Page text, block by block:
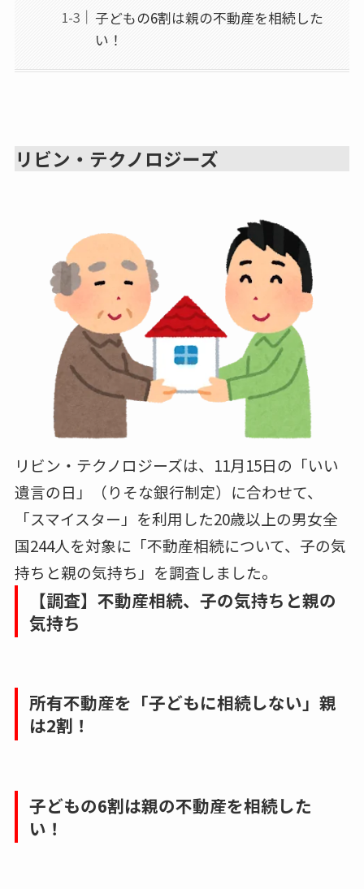
子どもの6割は親の不動産を相続した
い！
リビン・テクノロジーズ
リビン・テクノロジーズは、11月15日の「いい
遺言の日」（りそな銀行制定）に合わせて、
「スマイスター」を利用した20歳以上の男女全
国244人を対象に「不動産相続について、子の気
持ちと親の気持ち」を調査しました。
【調査】不動産相続、子の気持ちと親の
気持ち
所有不動産を「子どもに相続しない」親
は2割！
子どもの6割は親の不動産を相続した
い！